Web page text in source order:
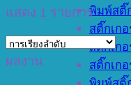
พิมพ์สติ๊
สติ๊กเก
สติ๊กเก
สติ๊กเก
แสดง 1 รายการ
ผลงาน